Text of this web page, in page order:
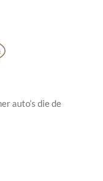
auto’s die de